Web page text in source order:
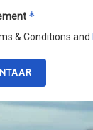
*
& Conditions and